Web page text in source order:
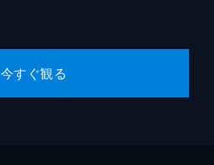
今すぐ観る